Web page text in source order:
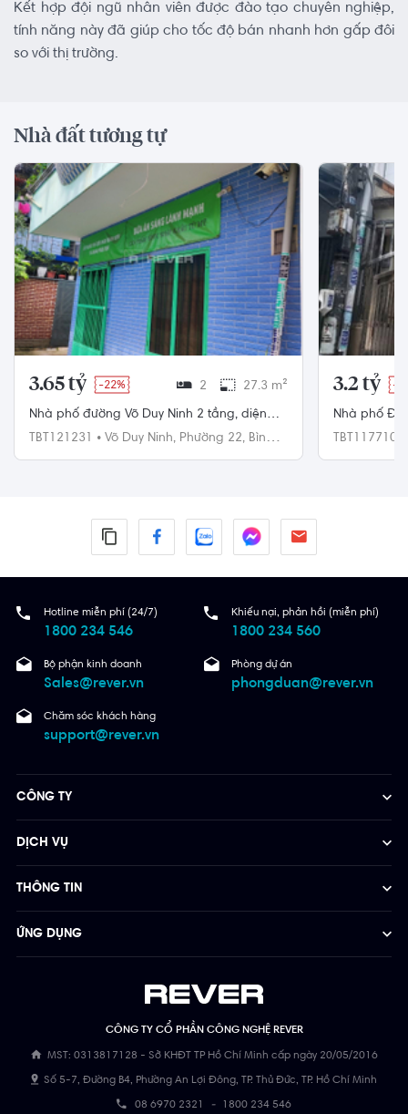
Kết hợp đội ngũ nhân viên được đào tạo chuyên nghiệp,
tính năng này đã giúp cho tốc độ bán nhanh hơn gấp đôi
so với thị trường.
Nhà đất tương tự
3.65 tỷ -22% 2 27.3 m²
Nhà phố đường Võ Duy Ninh 2 tầng, diện
tích 27.3m², pháp lý Sổ hồng
TBT121231 • Võ Duy Ninh, Phường 22, Bình
3.2 tỷ -
Nhà phố
27.1m²
TBT117710
Hotline miễn phí (24/7)
1800 234 546
Khiếu nại, phản hồi (miễn phí)
1800 234 560
Bộ phận kinh doanh
Sales@rever.vn
Phòng dự án
phongduan@rever.vn
Chăm sóc khách hàng
support@rever.vn
CÔNG TY CỔ PHẦN CÔNG NGHỆ REVER
MST: 0313817128 - Sở KHĐT TP Hồ Chí Minh cấp ngày 20/05/2016
Số 5-7, Đường B4, Phường An Lợi Đông, TP. Thủ Đức, TP. Hồ Chí Minh
08 6970 2321 - 1800 234 546
CÔNG TY
DỊCH VỤ
THÔNG TIN
ỨNG DỤNG